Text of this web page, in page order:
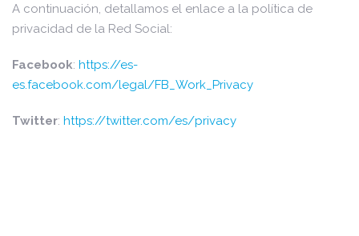
A continuación, detallamos el enlace a la política de
privacidad de la Red Social:
Facebook: https://es-
es.facebook.com/legal/FB_Work_Privacy
Twitter: https://twitter.com/es/privacy